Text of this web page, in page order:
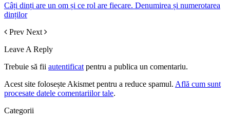
Câți dinți are un om și ce rol are fiecare. Denumirea și numerotarea
dinților
Prev Next
Leave A Reply
Trebuie să fii autentificat pentru a publica un comentariu.
Acest site folosește Akismet pentru a reduce spamul. Află cum sunt
procesate datele comentariilor tale.
Categorii